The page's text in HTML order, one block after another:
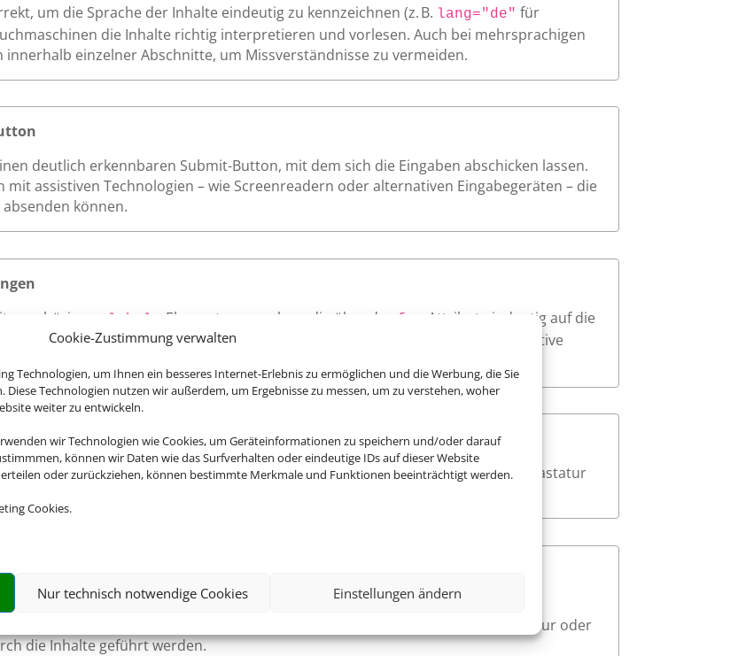
Cookie-Zustimmung verwalten
Technologien, um Ihnen ein besseres Internet-Erlebnis zu ermöglichen und die Werbung, die Sie
Diese Technologien nutzen wir außerdem, um Ergebnisse zu messen, um zu verstehen, woher
weiter zu entwickeln.
wir Technologien wie Cookies, um Geräteinformationen zu speichern und/oder darauf
können wir Daten wie das Surfverhalten oder eindeutige IDs auf dieser Website
oder zurückziehen, können bestimmte Merkmale und Funktionen beeinträchtigt werden.
Cookies.
Nur technisch notwendige Cookies Einstellungen ändern
um die Sprache der Inhalte eindeutig zu kennzeichnen (z. B. lang="de" für
die Inhalte richtig interpretieren und vorlesen. Auch bei mehrsprachigen
einzelner Abschnitte, um Missverständnisse zu vermeiden.
deutlich erkennbaren Submit-Button, mit dem sich die Eingaben abschicken lassen.
assistiven Technologien – wie Screenreadern oder alternativen Eingabegeräten – die
können.
zugehörigen
<label> -Elementen versehen, die über das for
-Attribut eindeutig auf die
klare Zuordnung verbessert die Nutzerfreundlichkeit und sorgt dafür, dass assistive
korrekt vorlesen.
wie Links, Buttons oder Formularfelder – zeigen klar sichtbar an, wenn sie per Tastatur
Bedienung auch ohne Maus.
und entspricht dem visuellen Aufbau der Seite. Beim Navigieren mit der
nachvollziehbaren Reihenfolge durchlaufen, sodass Nutzer:innen mit Tastatur oder
die Inhalte geführt werden.